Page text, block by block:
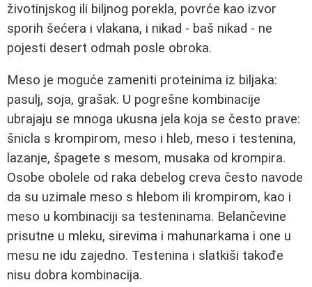
životinjskog ili biljnog porekla, povrće kao izvor
sporih šećera i vlakana, i nikad - baš nikad - ne
pojesti desert odmah posle obroka.
Meso je moguće zameniti proteinima iz biljaka:
pasulj, soja, grašak. U pogrešne kombinacije
ubrajaju se mnoga ukusna jela koja se često prave:
šnicla s krompirom, meso i hleb, meso i testenina,
lazanje, špagete s mesom, musaka od krompira.
Osobe obolele od raka debelog creva često navode
da su uzimale meso s hlebom ili krompirom, kao i
meso u kombinaciji sa testeninama. Belančevine
prisutne u mleku, sirevima i mahunarkama i one u
mesu ne idu zajedno. Testenina i slatkiši takođe
nisu dobra kombinacija.